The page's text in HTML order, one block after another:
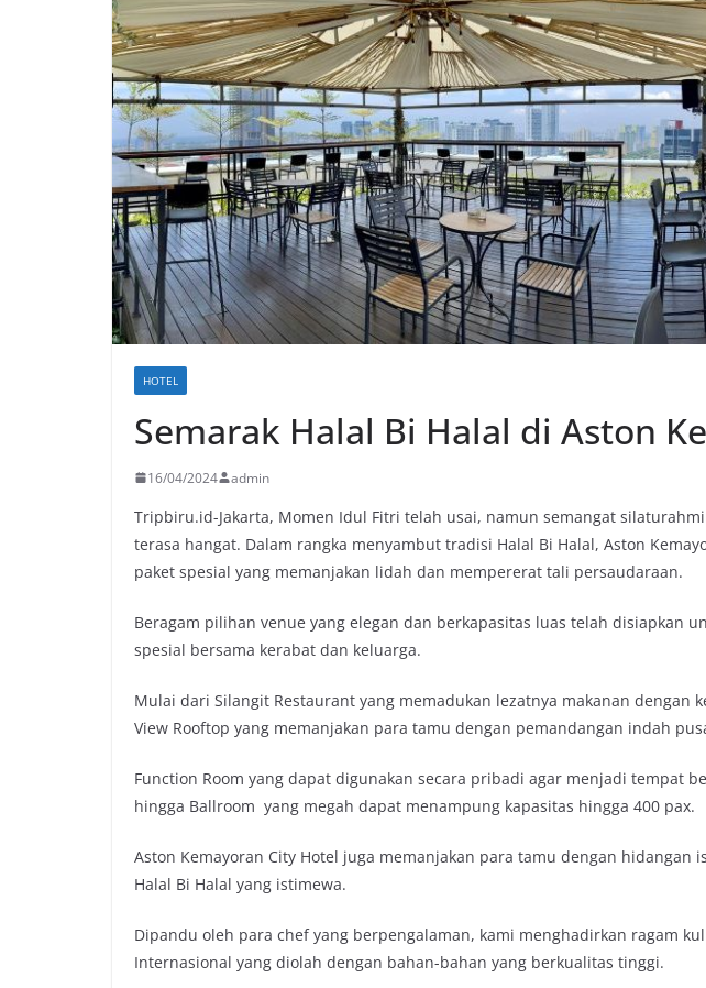
HOTEL
Semarak Halal Bi Halal di Aston
16/04/2024 admin
Tripbiru.id-Jakarta, Momen Idul Fitri telah usai, namun semangat
terasa hangat. Dalam rangka menyambut tradisi Halal Bi Halal, Aston
paket spesial yang memanjakan lidah dan mempererat tali persaudaraan.
Beragam pilihan venue yang elegan dan berkapasitas luas telah disiapkan
spesial bersama kerabat dan keluarga.
Mulai dari Silangit Restaurant yang memadukan lezatnya makanan dengan
View Rooftop yang memanjakan para tamu dengan pemandangan indah
Function Room yang dapat digunakan secara pribadi agar menjadi tempat
hingga Ballroom yang megah dapat menampung kapasitas hingga 400 pax.
Aston Kemayoran City Hotel juga memanjakan para tamu dengan hidangan
Halal Bi Halal yang istimewa.
Dipandu oleh para chef yang berpengalaman, kami menghadirkan ragam
Internasional yang diolah dengan bahan-bahan yang berkualitas tinggi.